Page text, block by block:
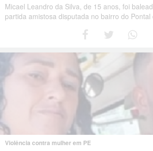
Micael Leandro da Silva, de 15 anos, foi
partida amistosa disputada no bairro do Pontal
Violência contra mulher em PE